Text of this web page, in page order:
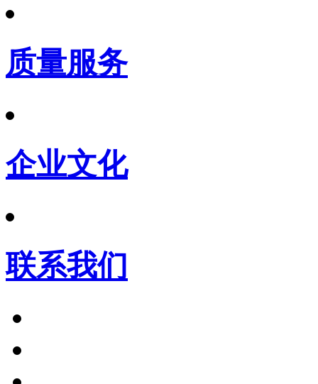
质量服务
企业文化
联系我们